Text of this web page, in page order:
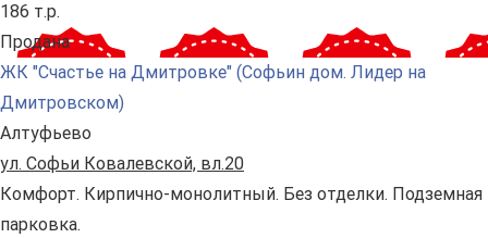
186 т.р.
Продана
ЖК "Счастье на Дмитровке" (Софьин дом. Лидер на
Дмитровском)
Алтуфьево
ул. Софьи Ковалевской, вл.20
Комфорт. Кирпично-монолитный. Без отделки. Подземная
парковка.